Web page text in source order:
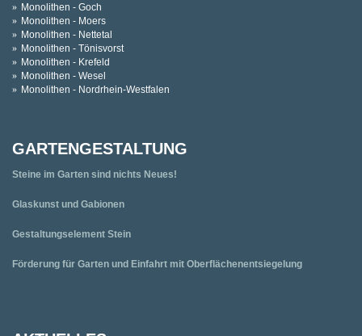
Monolithen - Goch
Monolithen - Moers
Monolithen - Nettetal
Monolithen - Tönisvorst
Monolithen - Krefeld
Monolithen - Wesel
Monolithen - Nordrhein-Westfalen
GARTENGESTALTUNG
Steine im Garten sind nichts Neues!
Glaskunst und Gabionen
Gestaltungselement Stein
Förderung für Garten und Einfahrt mit Oberflächenentsiegelung